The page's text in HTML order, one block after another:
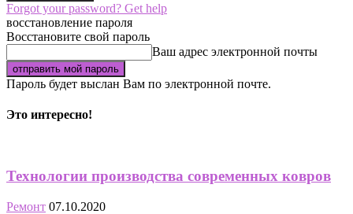
Forgot your password? Get help
восстановление пароля
Восстановите свой пароль
Ваш адрес электронной почты
Пароль будет выслан Вам по электронной почте.
Это интересно!
Технологии производства современных ковров
Ремонт 07.10.2020